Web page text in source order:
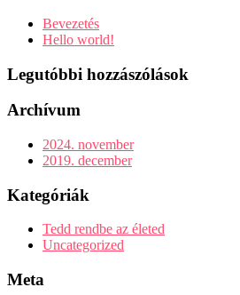
Bevezetés
Hello world!
Legutóbbi hozzászólások
Archívum
2024. november
2019. december
Kategóriák
Tedd rendbe az életed
Uncategorized
Meta